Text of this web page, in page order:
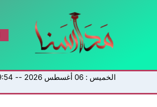
الخميس : 06 أغسطس 2026 -- 9:54 مساءً